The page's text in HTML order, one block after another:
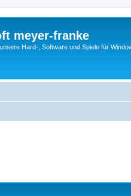
meyer-franke
Hard-, Software und Spiele für